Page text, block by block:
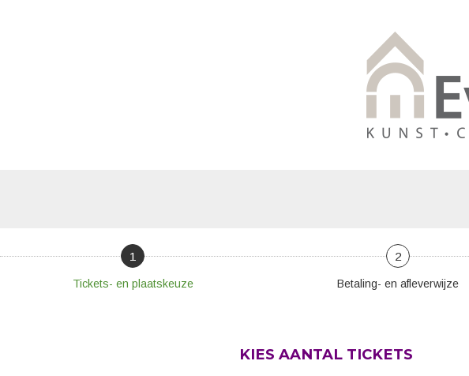
1
Tickets- en plaatskeuze
2
Betaling- en afleverwijze
KIES AANTAL TICKETS